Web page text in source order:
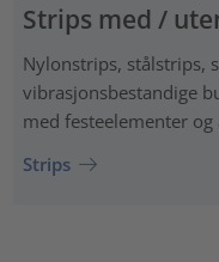
Strips med /
Nylonstrips, stålstrips,
vibrasjonsbestandige
med festeelementer
Strips